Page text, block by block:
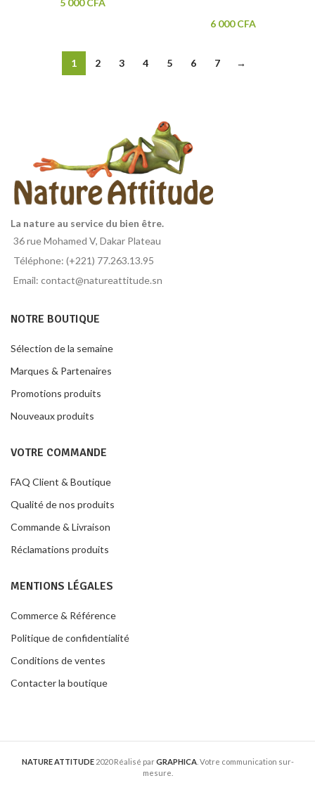
5 000CFA
6 000CFA
1 2 3 4 5 6 7 →
La nature au service du bien être.
36 rue Mohamed V, Dakar Plateau
Téléphone: (+221) 77.263.13.95
Email: contact@natureattitude.sn
NOTRE BOUTIQUE
Sélection de la semaine
Marques & Partenaires
Promotions produits
Nouveaux produits
VOTRE COMMANDE
FAQ Client & Boutique
Qualité de nos produits
Commande & Livraison
Réclamations produits
MENTIONS LÉGALES
Commerce & Référence
Politique de confidentialité
Conditions de ventes
Contacter la boutique
NATURE ATTITUDE 2020 Réalisé parGRAPHICA. Votre communication sur-
mesure.